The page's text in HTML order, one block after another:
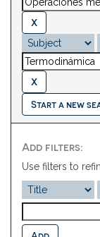
Start a new
Add filters:
Use filters to